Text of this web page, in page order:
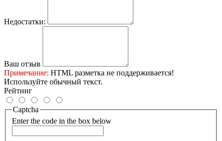
Недостатки:
Ваш отзыв
Примечание: HTML разметка не поддерживается!
Используйте обычный текст.
Рейтинг
Captcha
Enter the code in the box below